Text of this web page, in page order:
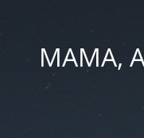
MAMA,